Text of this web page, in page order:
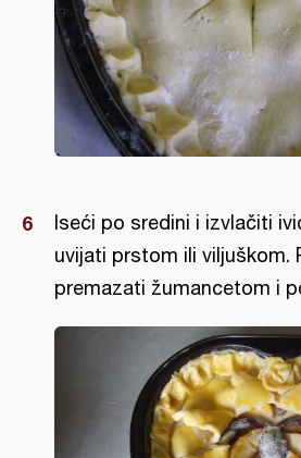
Iseći po sredini i izvlačiti
uvijati prstom ili viljuškom.
premazati žumancetom i